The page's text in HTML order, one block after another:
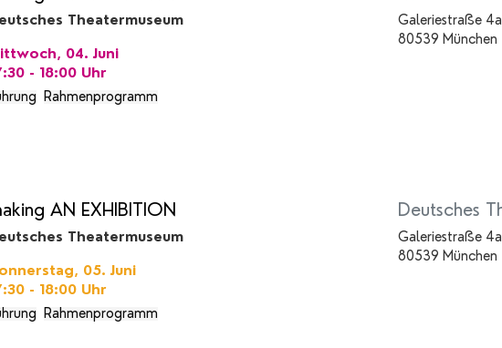
Theatermuseum
04. Juni
- 18:00 Uhr
Rahmenprogramm
Galeriestraße 4a
80539 München
AN EXHIBITION
Theatermuseum
05. Juni
- 18:00 Uhr
Rahmenprogramm
Deutsches
Galeriestraße 4a
80539 München